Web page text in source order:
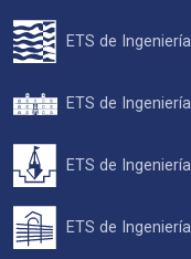
ETS de
ETS de
ETS de
ETS de